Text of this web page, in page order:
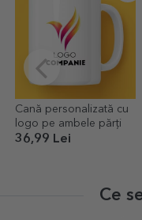
Cană personalizată cu
logo pe ambele părți
36,99 Lei
Ce